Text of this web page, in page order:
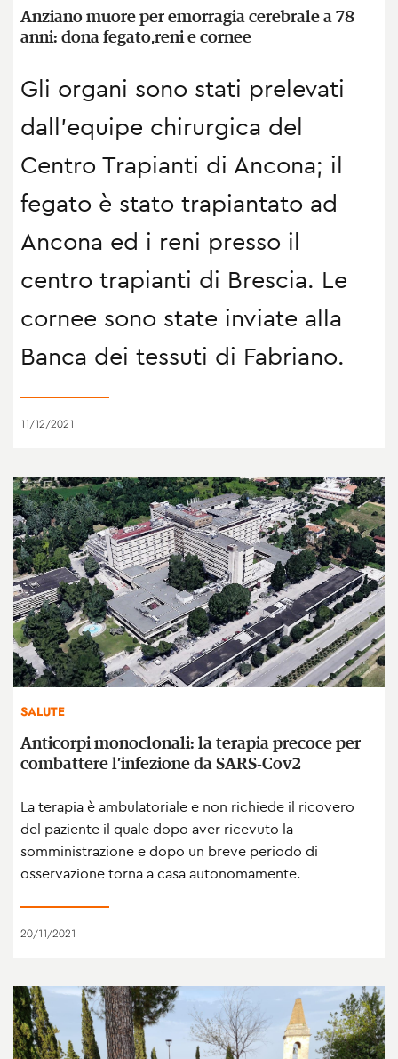
Anziano muore per emorragia cerebrale a 78
anni: dona fegato,reni e cornee
Gli organi sono stati prelevati
dall'equipe chirurgica del
Centro Trapianti di Ancona; il
fegato è stato trapiantato ad
Ancona ed i reni presso il
centro trapianti di Brescia. Le
cornee sono state inviate alla
Banca dei tessuti di Fabriano.
11/12/2021
SALUTE
Anticorpi monoclonali: la terapia precoce per
combattere l’infezione da SARS-Cov2
La terapia è ambulatoriale e non richiede il ricovero
del paziente il quale dopo aver ricevuto la
somministrazione e dopo un breve periodo di
osservazione torna a casa autonomamente.
20/11/2021